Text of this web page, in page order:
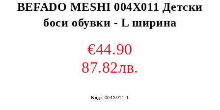
BEFADO MESHI 004X011 Детски
боси обувки - L ширина
€44.90
87.82лв.
Код: 004X011-1